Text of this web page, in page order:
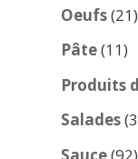
Oeufs 21
Pâte 1111
Produits
Salades
Sauce 92